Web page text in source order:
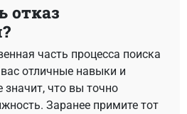
отказ
часть процесса поиска
отличные навыки и
что вы точно
Заранее примите тот